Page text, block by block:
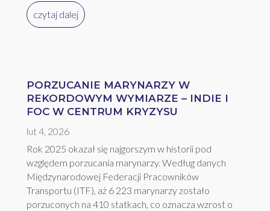
czytaj dalej
PORZUCANIE MARYNARZY W
REKORDOWYM WYMIARZE – INDIE I
FOC W CENTRUM KRYZYSU
lut 4, 2026
Rok 2025 okazał się najgorszym w historii pod
względem porzucania marynarzy. Według danych
Międzynarodowej Federacji Pracowników
Transportu (ITF), aż 6 223 marynarzy zostało
porzuconych na 410 statkach, co oznacza wzrost o